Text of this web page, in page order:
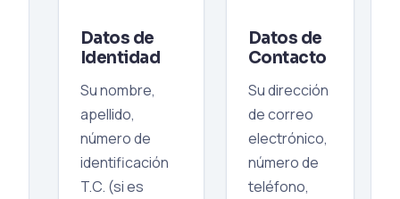
Datos de
Identidad
Su nombre,
apellido,
número de
identificación
T.C. (si es
Datos de
Contacto
Su dirección
de correo
electrónico,
número de
teléfono,